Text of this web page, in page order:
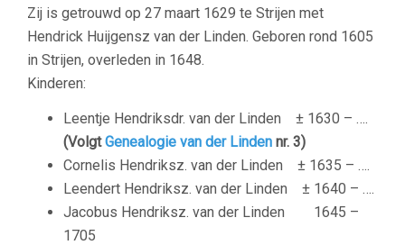
Zij is getrouwd op 27 maart 1629 te Strijen met
Hendrick Huijgensz van der Linden. Geboren rond 1605
in Strijen, overleden in 1648.
Kinderen:
Leentje Hendriksdr. van der Linden ± 1630 – ….
(VolgtGenealogie van der Linden nr. 3)
Cornelis Hendriksz. van der Linden ± 1635 – ….
Leendert Hendriksz. van der Linden ± 1640 – ….
Jacobus Hendriksz. van der Linden 1645 –
1705